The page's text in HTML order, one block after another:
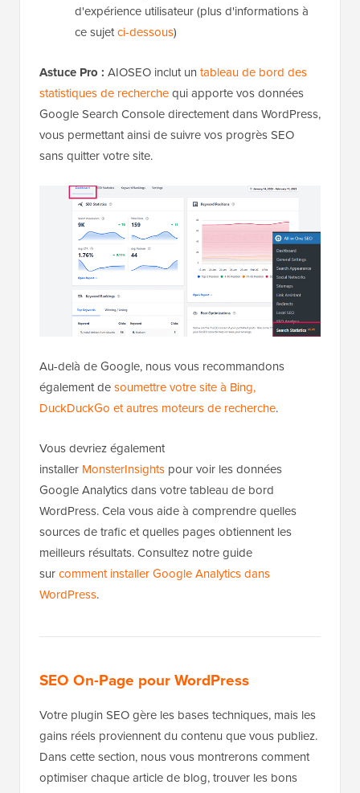
d'expérience utilisateur (plus d'informations à
ce sujetci-dessous)
Astuce Pro : AIOSEO inclut un tableau de bord des
statistiques de recherchequi apporte vos données
Google Search Console directement dans WordPress,
vous permettant ainsi de suivre vos progrès SEO
sans quitter votre site.
Au-delà de Google, nous vous recommandons
également desoumettre votre site à Bing,
DuckDuckGo et autres moteurs de recherche.
Vous devriez également
installer MonsterInsights pour voir les données
Google Analytics dans votre tableau de bord
WordPress. Cela vous aide à comprendre quelles
sources de trafic et quelles pages obtiennent les
meilleurs résultats. Consultez notre guide
surcomment installer Google Analytics dans
WordPress.
SEO On-Page pour WordPress
Votre plugin SEO gère les bases techniques, mais les
gains réels proviennent du contenu que vous publiez.
Dans cette section, nous vous montrerons comment
optimiser chaque article de blog, trouver les bons